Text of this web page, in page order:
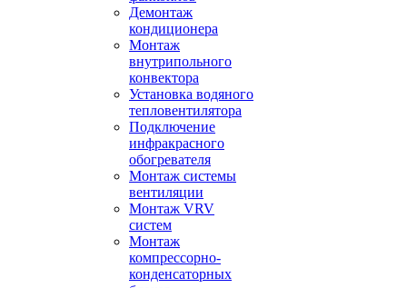
Демонтаж
кондиционера
Монтаж
внутрипольного
конвектора
Установка водяного
тепловентилятора
Подключение
инфракрасного
обогревателя
Монтаж системы
вентиляции
Монтаж VRV
систем
Монтаж
компрессорно-
конденсаторных